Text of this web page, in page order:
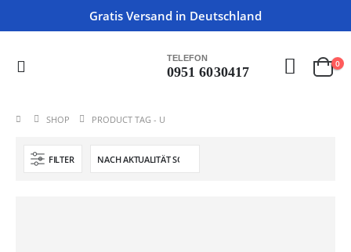
Gratis Versand in Deutschland
TELEFON
0951 6030417
0
SHOP PRODUCT TAG - U
FILTER